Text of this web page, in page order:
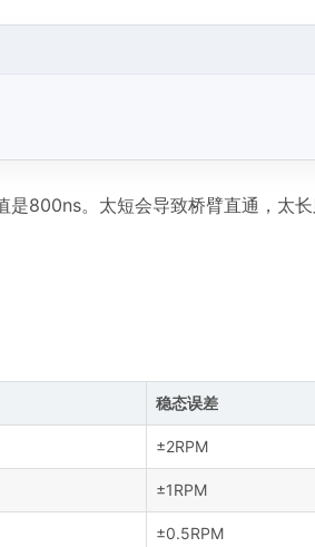
800ns。太短会导致桥臂直通，太
稳态误差
±2RPM
±1RPM
±0.5RPM